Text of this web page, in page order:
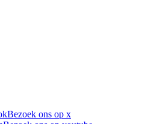
Bezoek ons op x